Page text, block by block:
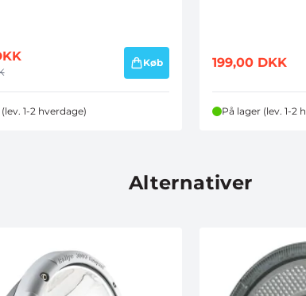
Køb
1-2 hverdage)
199,00 DKK
På lager (lev. 1-2
Alternativer